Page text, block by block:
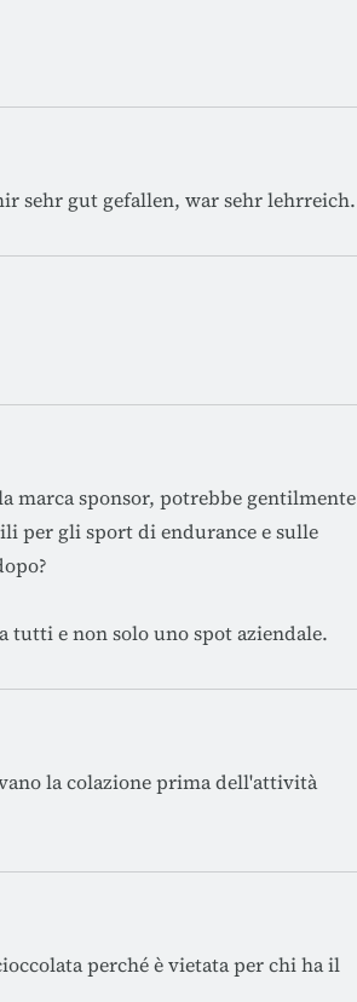
sehr gut gefallen, war sehr lehrreich.
marca sponsor, potrebbe gentilmente
per gli sport di endurance e sulle
tutti e non solo uno spot aziendale.
la colazione prima dell'attività
perché è vietata per chi ha il